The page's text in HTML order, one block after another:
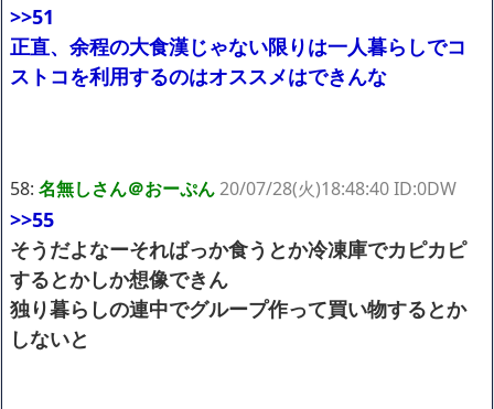
>>51
正直、余程の大食漢じゃない限りは一人暮らしでコ
ストコを利用するのはオススメはできんな
58: 名無しさん＠おーぷん20/07/28(火)18:48:40 ID:0DW
>>55
そうだよなーそればっか食うとか冷凍庫でカピカピ
するとかしか想像できん
独り暮らしの連中でグループ作って買い物するとか
しないと